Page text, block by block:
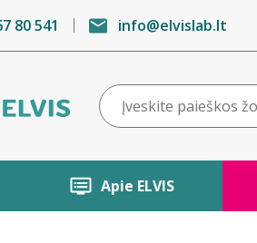
80 541 info@elvislab.lt
Apie ELVIS